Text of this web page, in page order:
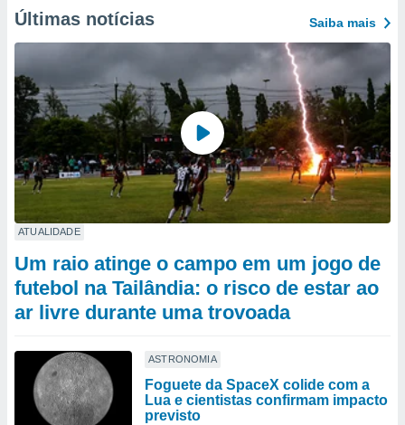
Últimas notícias Saiba mais
ATUALIDADE
Um raio atinge o campo em um jogo de
futebol na Tailândia: o risco de estar ao
ar livre durante uma trovoada
ASTRONOMIA
Foguete da SpaceX colide com a
Lua e cientistas confirmam impacto
previsto